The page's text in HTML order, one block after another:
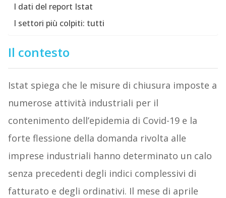
I dati del report Istat
I settori più colpiti: tutti
Il contesto
Istat spiega che le misure di chiusura imposte a
numerose attività industriali per il
contenimento dell’epidemia di Covid-19 e la
forte flessione della domanda rivolta alle
imprese industriali hanno determinato un calo
senza precedenti degli indici complessivi di
fatturato e degli ordinativi. Il mese di aprile